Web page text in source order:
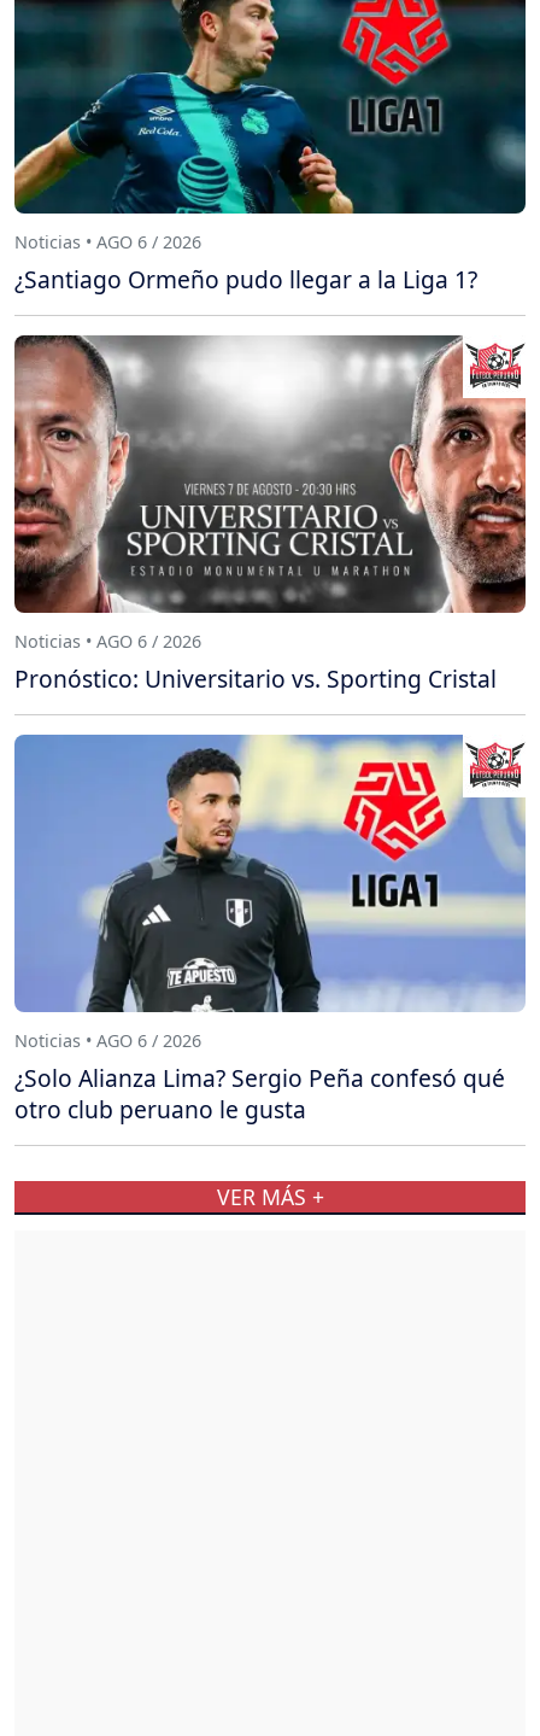
Noticias • AGO 6 / 2026
¿Santiago Ormeño pudo llegar a la Liga 1?
Noticias • AGO 6 / 2026
Pronóstico: Universitario vs. Sporting Cristal
Noticias • AGO 6 / 2026
¿Solo Alianza Lima? Sergio Peña confesó qué
otro club peruano le gusta
VER MÁS +